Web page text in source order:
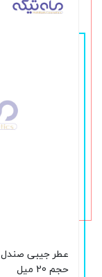
حجم 20 میل